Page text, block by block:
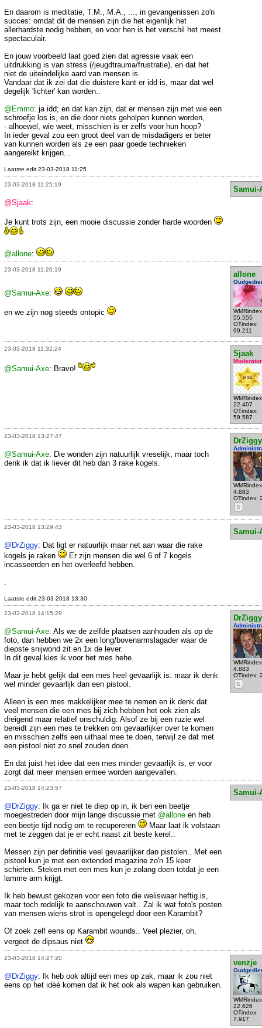
En daarom is meditatie, T.M., M.A., ..., in gevangenissen zo'n
succes: omdat dit de mensen zijn die het eigenlijk het
allerhardste nodig hebben, en voor hen is het verschil het meest
spectaculair.
En jouw voorbeeld laat goed zien dat agressie vaak een
uitdrukking is van stress (/jeugdtrauma/frustratie), en dat het
niet de uiteindelijke aard van mensen is.
Vandaar dat ik zei dat die duistere kant er idd is, maar dat wel
degelijk 'lichter' kan worden..
@Emmo: ja idd; en dat kan zijn, dat er mensen zijn met wie een
schroefje los is, en die door niets geholpen kunnen worden,
- alhoewel, wie weet, misschien is er zelfs voor hun hoop?
In ieder geval zou een groot deel van de misdadigers er beter
van kunnen worden als ze een paar goede technieken
aangereikt krijgen...
Laatste edit 23-03-2018 11:25
23-03-2018 11:25:19
Samui-
@Sjaak:
Je kunt trots zijn, een mooie discussie zonder harde woorden
@allone:
23-03-2018 11:26:19
allone
55.555
OTindex:
99.211
@Samui-Axe:
en we zijn nog steeds ontopic
23-03-2018 11:32:24
Sjaak
Moderator
22.407
OTindex:
59.587
@Samui-Axe: Bravo!
23-03-2018 13:27:47
DrZiggy
4.883
OTindex:
S
@Samui-Axe: Die wonden zijn natuurlijk vreselijk, maar toch
denk ik dat ik liever dit heb dan 3 rake kogels.
23-03-2018 13:29:43
Samui-
@DrZiggy: Dat ligt er natuurlijk maar net aan waar die rake
kogels je raken
Er zijn mensen die wel 6 of 7 kogels
incasseerden en het overleefd hebben.
Laatste edit 23-03-2018 13:30
23-03-2018 14:15:29
DrZiggy
4.883
OTindex:
S
@Samui-Axe: Als we de zelfde plaatsen aanhouden als op de
foto, dan hebben we 2x een long/bovenarmslagader waar de
diepste snijwond zit en 1x de lever.
In dit geval kies ik voor het mes hehe.
Maar je hebt gelijk dat een mes heel gevaarlijk is. maar ik denk
wel minder gevaarlijk dan een pistool.
Alleen is een mes makkelijker mee te nemen en ik denk dat
veel mensen die een mes bij zich hebben het ook zien als
dreigend maar relatief onschuldig. Alsof ze bij een ruzie wel
bereidt zijn een mes te trekken om gevaarlijker over te komen
en misschien zelfs een uithaal mee te doen, terwijl ze dat met
een pistool niet zo snel zouden doen.
En dat juist het idee dat een mes minder gevaarlijk is, er voor
zorgt dat meer mensen ermee worden aangevallen.
23-03-2018 14:23:57
Samui-
@DrZiggy: Ik ga er niet te diep op in, ik ben een beetje
moegestreden door mijn lange discussie met @allone en heb
een beetje tijd nodig om te recupereren
Maar laat ik volstaan
met te zeggen dat je er echt naast zit beste kerel..
Messen zijn per definitie veel gevaarlijker dan pistolen.. Met een
pistool kun je met een extended magazine zo'n 15 keer
schieten. Steken met een mes kun je zolang doen totdat je een
lamme arm krijgt.
Ik heb bewust gekozen voor een foto die weliswaar heftig is,
maar toch redelijk te aanschouwen valt.. Zal ik wat foto's posten
van mensen wiens strot is opengelegd door een Karambit?
Of zoek zelf eens op Karambit wounds.. Veel plezier, oh,
vergeet de dipsaus niet
23-03-2018 14:27:20
venzje
22.626
OTindex:
7.917
@DrZiggy: Ik heb ook altijd een mes op zak, maar ik zou niet
eens op het idéé komen dat ik het ook als wapen kan gebruiken.